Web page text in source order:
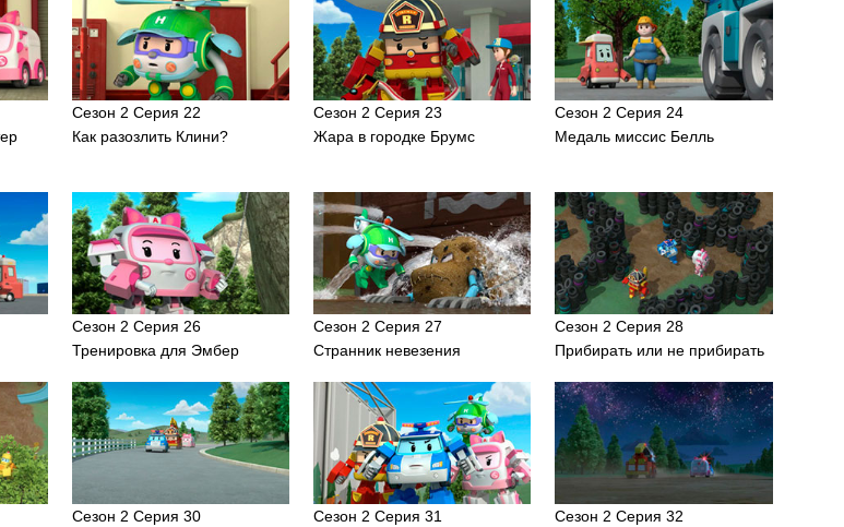
Сезон 2 Серия 22
Как разозлить Клини?
Сезон 2 Серия 23
Жара в городке Брумс
Сезон 2 Серия 24
Медаль миссис Белль
Сезон 2 Серия 26
Тренировка для Эмбер
Сезон 2 Серия 27
Странник невезения
Сезон 2 Серия 28
Прибирать или не прибирать
Сезон 2 Серия 30
Сезон 2 Серия 31
Сезон 2 Серия 32